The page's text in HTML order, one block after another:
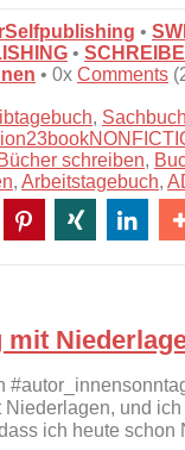
•
•
• 0x Comments
,
Bücher schreiben,
, Arbeitstagebuch,
mit
Niederlagen, und
ich heute